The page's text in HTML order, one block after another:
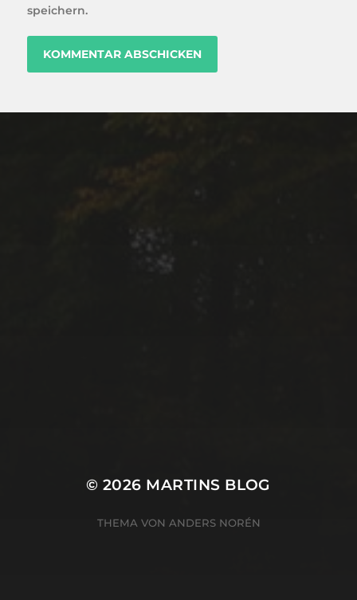
speichern.
© 2026 MARTINS BLOG
THEMA VON ANDERS NORÉN